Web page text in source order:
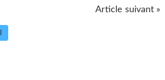
Article suivant »